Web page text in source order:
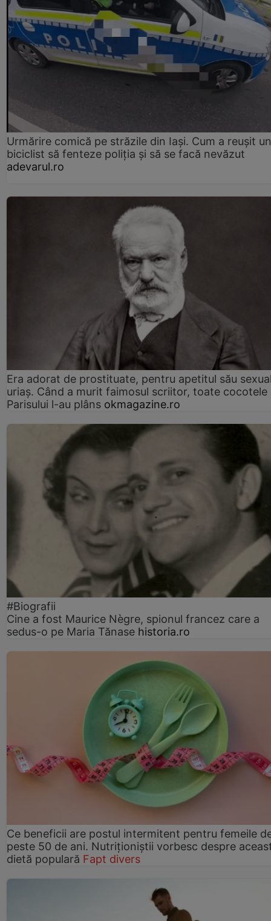
Urmărire comică pe străzile din Iași. Cum a reușit un
biciclist să fenteze poliția și să se facă nevăzut
adevarul.ro
Era adorat de prostituate, pentru apetitul său
uriaș. Când a murit faimosul scriitor, toate cocotele
Parisului l-au plâns okmagazine.ro
#Biografii
Cine a fost Maurice Nègre, spionul francez care a
sedus-o pe Maria Tănase historia.ro
Ce beneficii are postul intermitent pentru femeile
peste 50 de ani. Nutriționiștii vorbesc despre
dietă populară Fapt divers